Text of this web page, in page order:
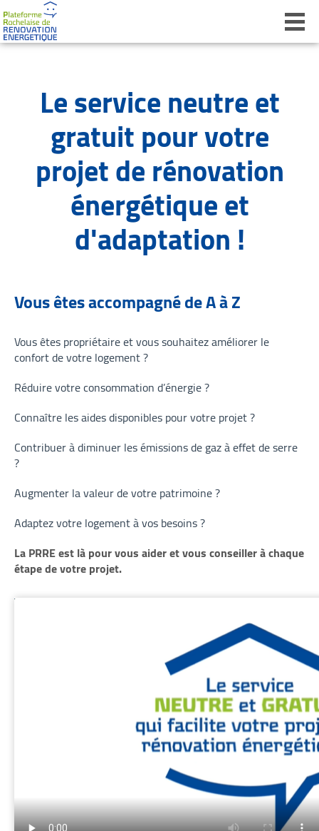
Le service neutre et
gratuit pour votre
projet de rénovation
énergétique et
d'adaptation !
Vous êtes accompagné de A à Z
Vous êtes propriétaire et vous souhaitez améliorer le
confort de votre logement ?
Réduire votre consommation d’énergie ?
Connaître les aides disponibles pour votre projet ?
Contribuer à diminuer les émissions de gaz à effet de serre
?
Augmenter la valeur de votre patrimoine ?
Adaptez votre logement à vos besoins ?
La PRRE est là pour vous aider et vous conseiller à chaque
étape de votre projet.